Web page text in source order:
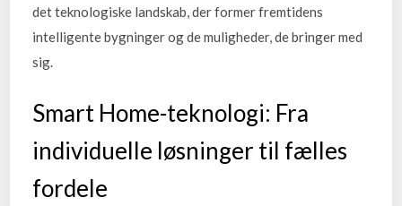
det teknologiske landskab, der former fremtidens
intelligente bygninger og de muligheder, de bringer med
sig.
Smart Home-teknologi: Fra
individuelle løsninger til fælles
fordele